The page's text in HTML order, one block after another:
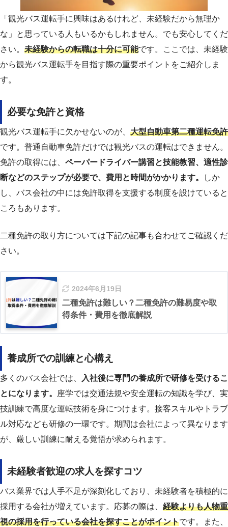
「観光バス運転手に興味はあるけれど、未経験だから無理か
な」と思っている人もいるかもしれません。でも安心してくだ
さい。 未経験からの転職は十分に可能です。ここでは、未経験
から観光バス運転手を目指す際の重要ポイントをご紹介しま
す。
必要な免許と資格
観光バス運転手に欠かせないのが、 大型自動車第二種運転免許
です。普通自動車免許だけでは観光バスの運転はできません。
免許の取得には、 ペーパードライバー講習と技能教習、適性診
断などのステップが必要で、費用と時間がかかります。
しか
し、バス会社の中には免許取得を支援する制度を設けていると
ころもあります。
二種免許の取り方については下記の記事も合わせてご確認くだ
さい。
2024年6月19日
二種免許は難しい？二種免許の難易度や取
得条件・費用を徹底解説
養成所での訓練と心構え
多くのバス会社では、
入社後に専門の養成所で研修を受けるこ
とになります。
座学では交通法規や安全運転の知識を学び、実
技訓練で高度な運転技術を身につけます。接客スキルやトラブ
ル対応なども研修の一環です。期間は会社によって異なります
が、厳しい訓練に耐える覚悟が求められます。
未経験者歓迎の求人を探すコツ
バス業界では人手不足が深刻化しており、未経験者を積極的に
採用する会社が増えています。応募の際は、 経験よりも人物重
視の採用を行っている会社を探すことがポイントです。また、